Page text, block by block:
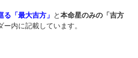
「最大吉方」 と本命星のみの「吉方
内に記載しています。